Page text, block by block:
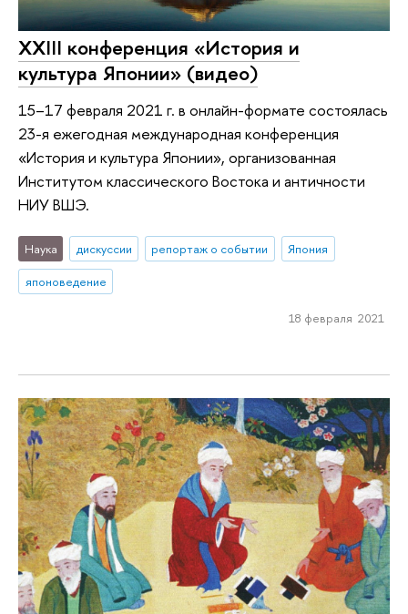
ХХIII конференция «История и
культура Японии» (видео)
15–17 февраля 2021 г. в онлайн-формате состоялась
23-я ежегодная международная конференция
«История и культура Японии», организованная
Институтом классического Востока и античности
НИУ ВШЭ.
Наука дискуссии репортаж о событии
Япония
японоведение
18 февраля 2021